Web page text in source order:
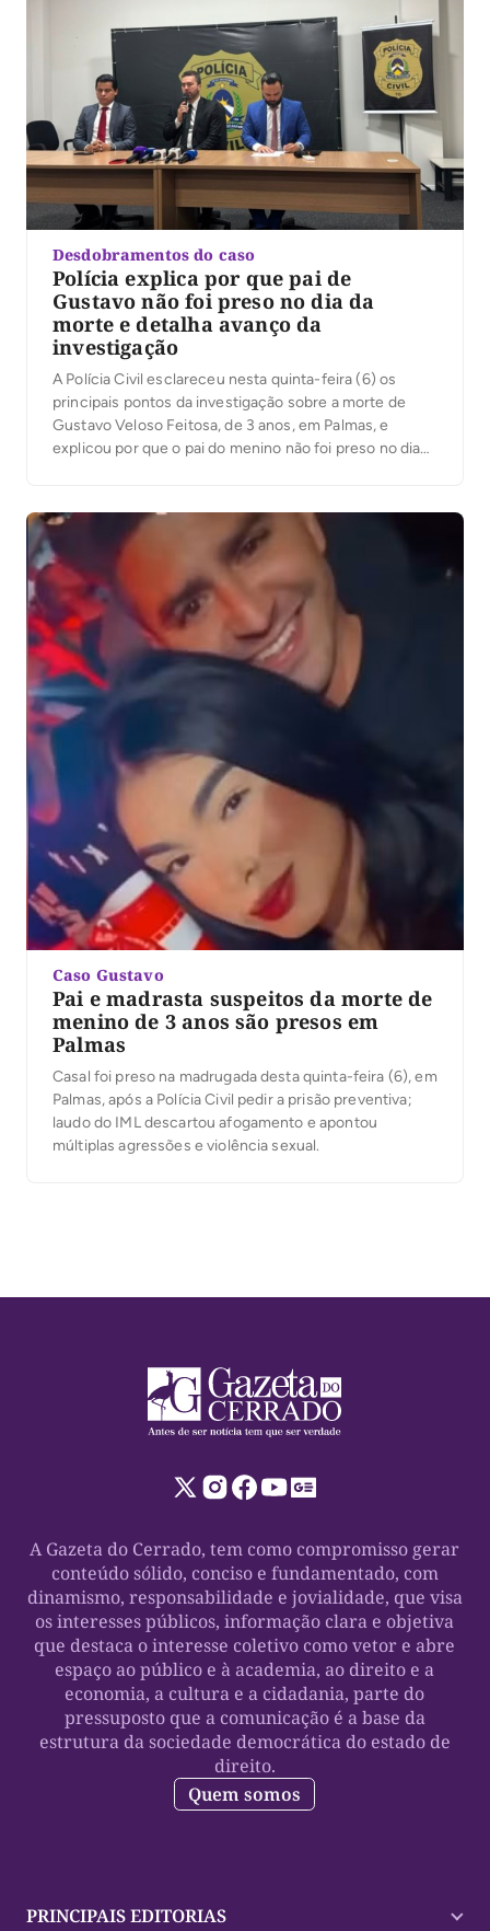
Desdobramentos do caso
Polícia explica por que pai de
Gustavo não foi preso no dia da
morte e detalha avanço da
investigação
A Polícia Civil esclareceu nesta quinta-feira (6) os
principais pontos da investigação sobre a morte de
Gustavo Veloso Feitosa, de 3 anos, em Palmas, e
explicou por que o pai do menino não foi preso no dia
Proteção à Pessoa […]
Caso Gustavo
Pai e madrasta suspeitos da morte de
menino de 3 anos são presos em
Palmas
Casal foi preso na madrugada desta quinta-feira (6), em
Palmas, após a Polícia Civil pedir a prisão preventiva;
laudo do IML descartou afogamento e apontou
múltiplas agressões e violência sexual.
A Gazeta do Cerrado, tem como compromisso gerar
conteúdo sólido, conciso e fundamentado, com
dinamismo, responsabilidade e jovialidade, que visa
os interesses públicos, informação clara e objetiva
que destaca o interesse coletivo como vetor e abre
espaço ao público e à academia, ao direito e a
economia, a cultura e a cidadania, parte do
pressuposto que a comunicação é a base da
estrutura da sociedade democrática do estado de
direito.
Quem somos
PRINCIPAIS EDITORIAS